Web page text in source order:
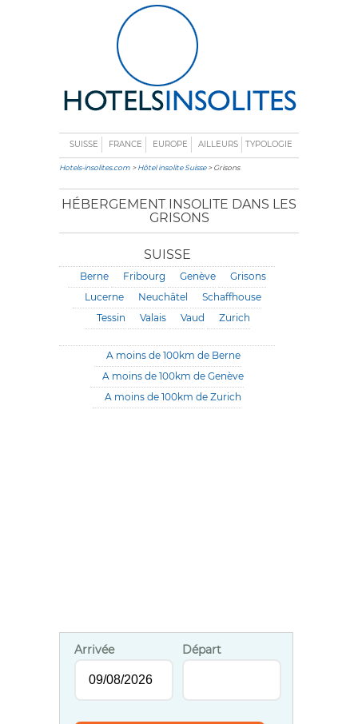
SUISSE FRANCE EUROPE AILLEURS TYPOLOGIE
Hotels-insolites.com >Hôtel insolite Suisse> Grisons
HÉBERGEMENT INSOLITE DANS LES
GRISONS
SUISSE
Berne Fribourg Genève
Grisons
Lucerne
Neuchâtel
Schaffhouse
Tessin
Valais Vaud Zurich
A moins de 100km de Berne
A moins de 100km de Genève
A moins de 100km de Zurich
Arrivée Départ